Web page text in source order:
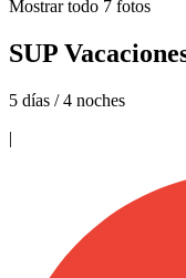
Mostrar todo 7 fotos
SUP
5 días / 4 noches
|